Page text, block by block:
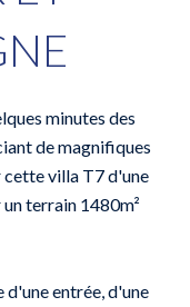
minutes des
de magnifiques
cette villa T7 d'une
terrain 1480m²
d'une entrée, d'une